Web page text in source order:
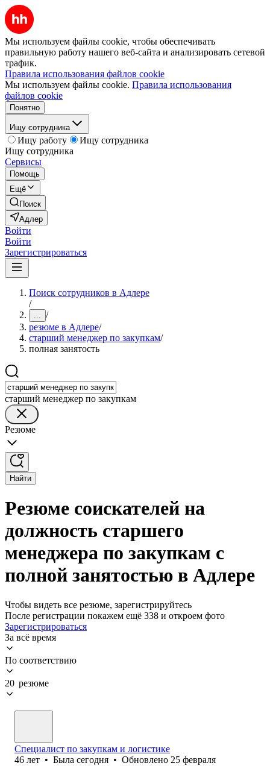
Мы используем файлы cookie, чтобы обеспечивать
правильную работу нашего веб-сайта и анализировать сетевой
трафик.
Правила использования файлов cookie
Мы используем файлы cookie. Правила использования
файлов cookie
Понятно
Ищу сотрудника
Ищу работу
Ищу сотрудника
Ищу сотрудника
Сервисы
Помощь
Ещё
Поиск
Адлер
Войти
Войти
Зарегистрироваться
Поиск сотрудников в Адлере
/
... /
резюме в Адлере/
старший менеджер по закупкам/
полная занятость
старший менеджер по закупкам
Резюме
Найти
Резюме соискателей на
должность старшего
менеджера по закупкам с
полной занятостью в Адлере
Чтобы видеть все резюме, зарегистрируйтесь
После регистрации покажем ещё 338 и откроем фото
Зарегистрироваться
За всё время
По соответствию
20 резюме
Специалист по закупкам и логистике
46 лет • Была сегодня • Обновлено 25 февраля